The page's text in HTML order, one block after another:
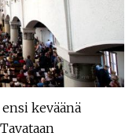
keväänä